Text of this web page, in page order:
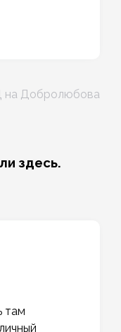
на Добролюбова
здесь.
там